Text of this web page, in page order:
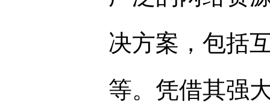
决方案，包括
等。凭借其强